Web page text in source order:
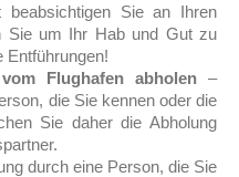
beabsichtigen Sie an Ihren
Sie um Ihr Hab und Gut zu
Entführungen!
vom Flughafen abholen–
die Sie kennen oder die
Sie daher die Abholung
durch eine Person, die Sie